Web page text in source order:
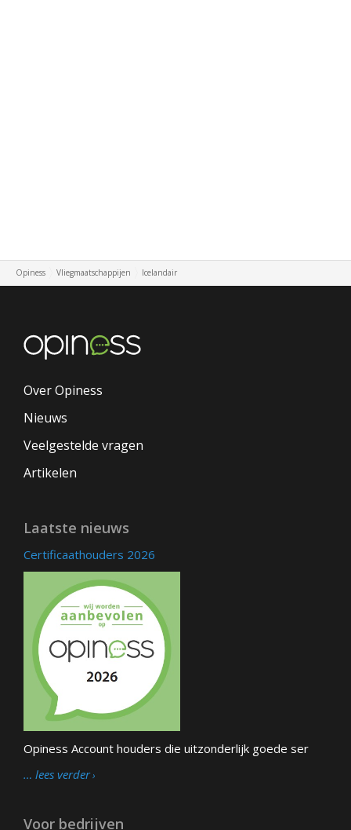
Opiness Vliegmaatschappijen Icelandair
Over Opiness
Nieuws
Veelgestelde vragen
Artikelen
Laatste nieuws
Certificaathouders 2026
Opiness Account houders die uitzonderlijk goede ser
… lees verder
Voor bedrijven